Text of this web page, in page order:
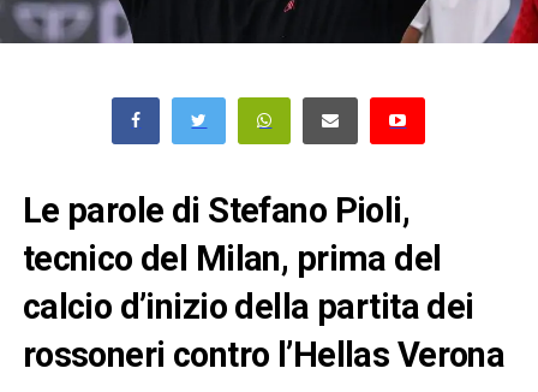
Le parole di Stefano Pioli,
tecnico del Milan, prima del
calcio d’inizio della partita dei
rossoneri contro l’Hellas Verona